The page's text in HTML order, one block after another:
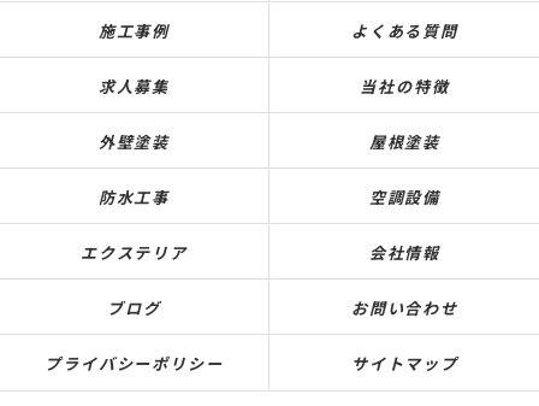
施工事例 よくある質問
求人募集 当社の特徴
外壁塗装 屋根塗装
防水工事 空調設備
エクステリア 会社情報
ブログ お問い合わせ
プライバシーポリシー サイトマップ